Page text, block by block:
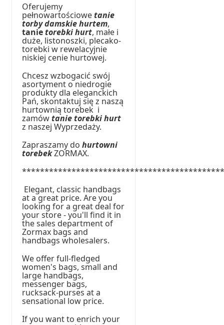
Oferujemy
pełnowartościowetanie
torby damskie hurtem,
tanietorebki hurt, małe i
duże, listonoszki, plecako-
torebki w rewelacyjnie
niskiej cenie hurtowej.
Chcesz wzbogacić swój
asortyment o niedrogie
produkty dla eleganckich
Pań, skontaktuj się z naszą
hurtownią torebek i
zamówtanie torebki hurt
z naszej Wyprzedaży.
Zapraszamy dohurtowni
torebekZORMAX.
Elegant, classic handbags
at a great price. Are you
looking for a great deal for
your store - you'll find it in
the sales department of
Zormax bags and
handbags wholesalers.
We offer full-fledged
women's bags, small and
large handbags,
messenger bags,
rucksack-purses at a
sensational low price.
If you want to enrich your